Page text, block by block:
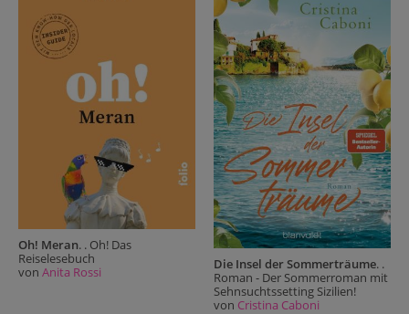
Oh! Meran. . Oh! Das
Reiselesebuch
von Anita Rossi Die Insel der Sommerträume. .
Roman - Der Sommerroman mit
Sehnsuchtssetting Sizilien!
von Cristina Caboni